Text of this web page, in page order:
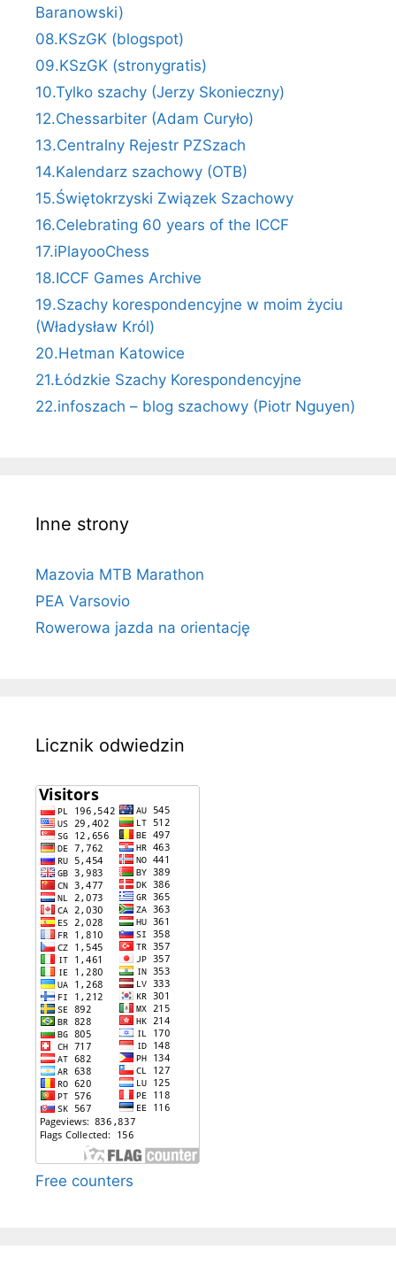
Baranowski)
08.KSzGK (blogspot)
09.KSzGK (stronygratis)
10.Tylko szachy (Jerzy Skonieczny)
12.Chessarbiter (Adam Curyło)
13.Centralny Rejestr PZSzach
14.Kalendarz szachowy (OTB)
15.Świętokrzyski Związek Szachowy
16.Celebrating 60 years of the ICCF
17.iPlayooChess
18.ICCF Games Archive
19.Szachy korespondencyjne w moim życiu
(Władysław Król)
20.Hetman Katowice
21.Łódzkie Szachy Korespondencyjne
22.infoszach – blog szachowy (Piotr Nguyen)
Inne strony
Mazovia MTB Marathon
PEA Varsovio
Rowerowa jazda na orientację
Licznik odwiedzin
Free counters